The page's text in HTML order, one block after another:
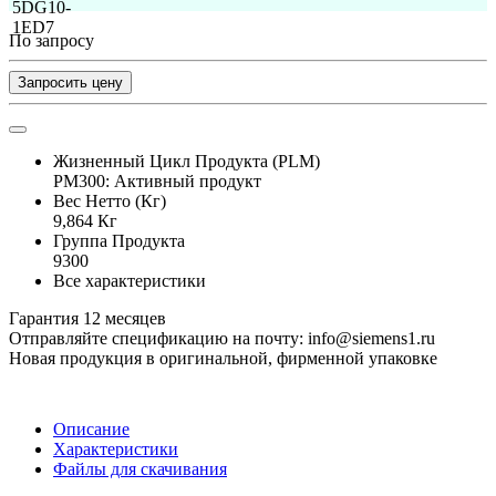
По запросу
Запросить цену
Жизненный Цикл Продукта (PLM)
PM300: Активный продукт
Вес Нетто (Кг)
9,864 Кг
Группа Продукта
9300
Все характеристики
Гарантия 12 месяцев
Отправляйте спецификацию на почту: info@siemens1.ru
Новая продукция в оригинальной, фирменной упаковке
Описание
Характеристики
Файлы для скачивания